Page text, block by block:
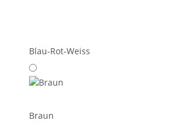
Blau-Rot-Weiss
Braun